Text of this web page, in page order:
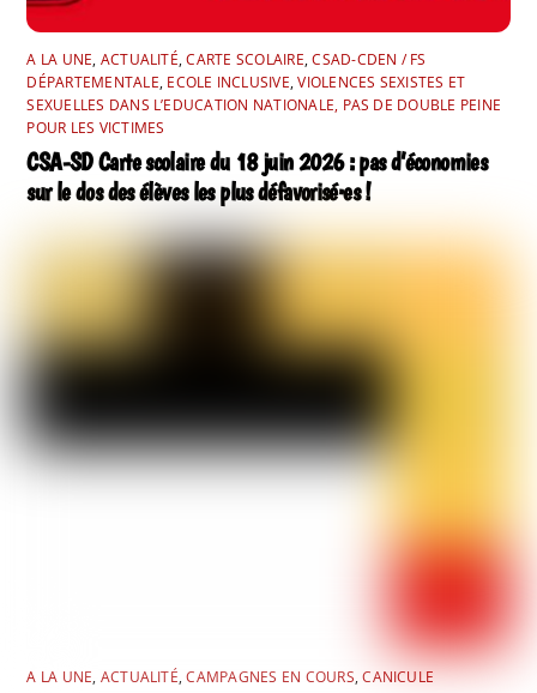
A LA UNE, ACTUALITÉ,CARTE SCOLAIRE,CSAD-CDEN / FS
DÉPARTEMENTALE, ECOLE INCLUSIVE,VIOLENCES SEXISTES ET
SEXUELLES DANS L’EDUCATION NATIONALE, PAS DE DOUBLE PEINE
POUR LES VICTIMES
CSA-SD Carte scolaire du 18 juin 2026 : pas d’économies
sur le dos des élèves les plus défavorisé·es !
A LA UNE, ACTUALITÉ,CAMPAGNES EN COURS,CANICULE